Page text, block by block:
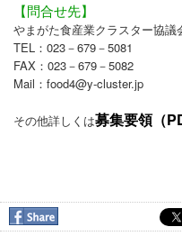
【問合せ先】
やまがた食産業クラスター協議
TEL：023－679－5081
FAX：023－679－5082
Mail：food4@y-cluster.jp
その他詳しくは募集要領（